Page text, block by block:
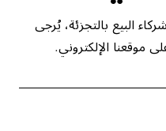
البيع بالتجزئة، يُرجى
موقعنا الإلكتروني.